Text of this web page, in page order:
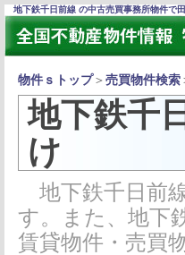
地下鉄千日前線 の中古売買事務所物件で
物件ｓトップ＞ 売買物件検索
地下鉄千
け
地下鉄千日前
す。また、地下
賃貸物件・売買